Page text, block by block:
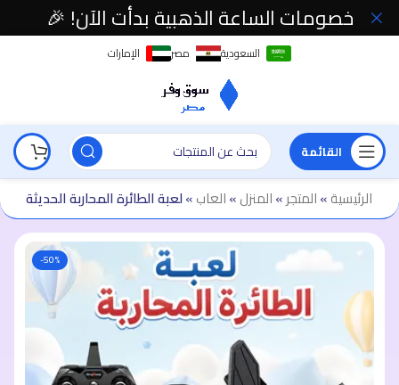
السعودية مصر الإمارات
القائمة
الرئيسية»المتجر»المنزل»العاب»لعبة الطائرة المحاربة الحديثة
-50%
خصومات الساعة الذهبية بدأت الآن! 🎉